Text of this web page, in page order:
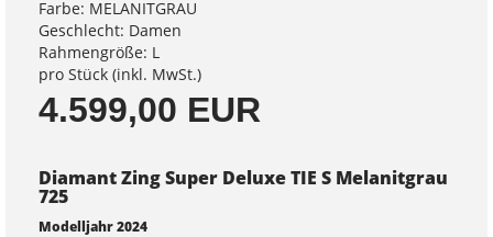
Farbe: MELANITGRAU
Geschlecht: Damen
Rahmengröße: L
pro Stück (inkl. MwSt.)
4.599,00 EUR
Diamant Zing Super Deluxe TIE S Melanitgrau
725
Modelljahr 2024